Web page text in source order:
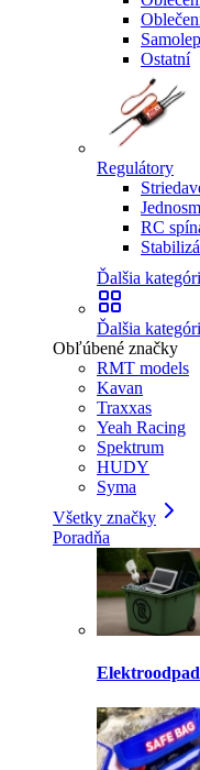
Ostatní
Regulátory
RC
Ďalšia
Ďalšia
Obľúbené značky
RMT models
Kavan
Traxxas
Yeah Racing
Spektrum
HUDY
Syma
Všetky značky
Poradňa